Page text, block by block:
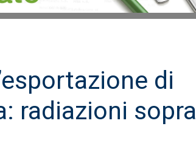
di
radiazioni sopra